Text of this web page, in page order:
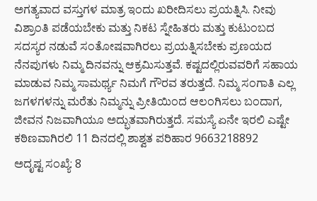
ಅಗತ್ಯವಾದ ವಸ್ತುಗಳ ಮಾತ್ರ ಇಂದು ಖರೀದಿಸಲು ಪ್ರಯತ್ನಿಸಿ. ನೀವು
ವಿಶ್ರಾಂತಿ ಪಡೆಯಬೇಕು ಮತ್ತು ನಿಕಟ ಸ್ನೇಹಿತರು ಮತ್ತು ಕುಟುಂಬದ
ಸದಸ್ಯರ ನಡುವೆ ಸಂತೋಷವಾಗಿರಲು ಪ್ರಯತ್ನಿಸಬೇಕು ಪ್ರಣಯದ
ನೆನಪುಗಳು ನಿಮ್ಮ ದಿನವನ್ನು ಆಕ್ರಮಿಸುತ್ತವೆ. ಕಷ್ಟದಲ್ಲಿರುವವರಿಗೆ ಸಹಾಯ
ಮಾಡುವ ನಿಮ್ಮ ಸಾಮರ್ಥ್ಯ ನಿಮಗೆ ಗೌರವ ತರುತ್ತದೆ. ನಿಮ್ಮ ಸಂಗಾತಿ ಎಲ್ಲ
ಜಗಳಗಳನ್ನು ಮರೆತು ನಿಮ್ಮನ್ನು ಪ್ರೀತಿಯಿಂದ ಆಲಂಗಿಸಲು ಬಂದಾಗ,
ಜೀವನ ನಿಜವಾಗಿಯೂ ಅದ್ಭುತವಾಗಿರುತ್ತದೆ. ಸಮಸ್ಯೆ ಏನೇ ಇರಲಿ ಎಷ್ಟೇ
ಕಠಿಣವಾಗಿರಲಿ 11 ದಿನದಲ್ಲಿ ಶಾಶ್ವತ ಪರಿಹಾರ 9663218892
ಅದೃಷ್ಟ ಸಂಖ್ಯೆ: 8